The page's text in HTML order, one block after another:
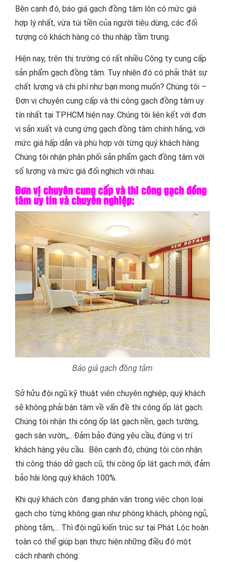
Bên cạnh đó, báo giá gạch đồng tâm lôn có mức giá
hợp lý nhất, vừa túi tiền của người tiêu dùng, các đối
tượng có khách hàng có thu nhập tầm trung.
Hiện nay, trên thị trường có rất nhiều Công ty cung cấp
sản phẩm gạch đồng tâm. Tuy nhiên đó có phải thật sự
chất lượng và chi phí như bạn mong muốn? Chúng tôi –
Đơn vị chuyên cung cấp và thi công gạch đồng tâm uy
tín nhất tại TPHCM hiện nay. Chúng tôi liên kết với đơn
vị sản xuất và cung ứng gạch đồng tâm chính hãng, với
mức giá hấp dẫn và phù hợp với từng quý khách hàng.
Chúng tôi nhận phân phối sản phẩm gạch đồng tâm với
số lượng và mức giá đối nghịch với nhau.
Đơn vị chuyên cung cấp và thi công gạch đồng
tâm uy tín và chuyên nghiệp:
Báo giá gạch đồng tâm
Sở hửu đội ngũ kỹ thuật viên chuyên nghiệp, quý khách
sẽ không phải bận tâm về vấn đề thi công ốp lát gạch.
Chúng tôi nhận thi công ốp lát gạch nền, gạch tường,
gạch sân vườn,,.. Đảm bảo đúng yêu cầu, đúng vị trí
khách hàng yêu cầu. Bên cạnh đó, chúng tôi còn nhận
thi công tháo dở gạch cũ, thi công ốp lát gạch mới, đảm
bảo hài lòng quý khách 100%.
Khi quý khách còn đang phân vân trong việc chọn loại
gạch cho từng không gian như phòng khách, phòng ngủ,
phòng tắm,… Thì đội ngũ kiến trúc sư tại Phát Lộc hoàn
toàn có thể giúp bạn thực hiện những điều đó một
cách nhanh chóng.